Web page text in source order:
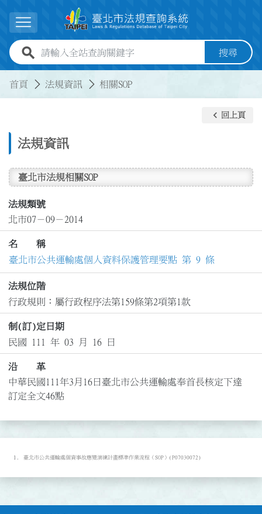
展開選單
全站查詢關鍵字欄位 搜尋
首頁 法規資訊 相關SOP
法規資訊
keyboard_arrow_left 回上頁
臺北市法規相關SOP
法規類號
北市07－09－2014
名 稱
臺北市公共運輸處個人資料保護管理要點 第 9 條
法規位階
行政規則：屬行政程序法第159條第2項第1款
制(訂)定日期
民國 111 年 03 月 16 日
沿 革
中華民國111年3月16日臺北市公共運輸處奉首長核定下達
訂定全文46點
臺北市公共運輸處個資事故應變演練計畫標準作業流程（SOP）(P07030072)